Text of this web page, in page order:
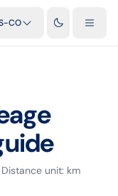
CO
Distance unit: km